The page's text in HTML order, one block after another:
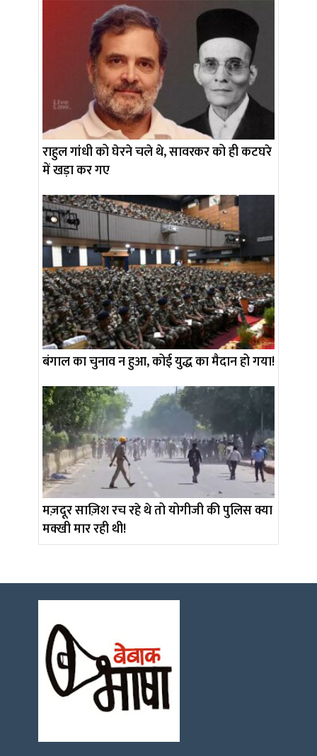
राहुल गांधी को घेरने चले थे, सावरकर को ही कटघरे
में खड़ा कर गए
बंगाल का चुनाव न हुआ, कोई युद्ध का मैदान हो गया!
मज़दूर साज़िश रच रहे थे तो योगीजी की पुलिस क्या
मक्खी मार रही थी!